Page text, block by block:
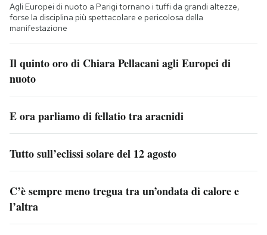
Agli Europei di nuoto a Parigi tornano i tuffi da grandi altezze,
forse la disciplina più spettacolare e pericolosa della
manifestazione
Il quinto oro di Chiara Pellacani agli Europei di
nuoto
E ora parliamo di fellatio tra aracnidi
Tutto sull’eclissi solare del 12 agosto
C’è sempre meno tregua tra un’ondata di calore e
l’altra